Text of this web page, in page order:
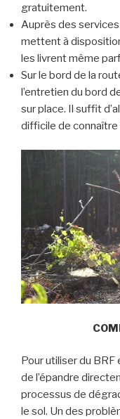
gratuitement.
Auprès des
mettent à
les livrent même
Sur le bord de la
l’entretien du bord
sur place. Il suffit
difficile de
Pour utiliser du
de l’épandre
processus de
le sol. Un des